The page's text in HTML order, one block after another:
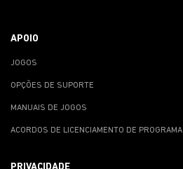
APOIO
JOGOS
OPÇÕES DE SUPORTE
MANUAIS DE JOGOS
ACORDOS DE LICENCIAMENTO DE PROGRAMA